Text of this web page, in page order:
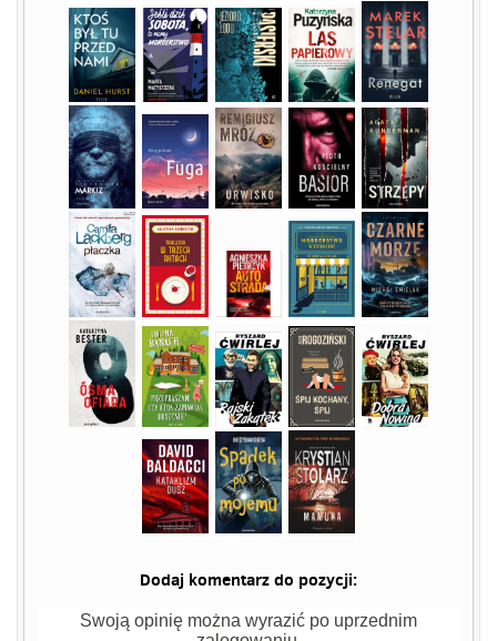
Dodaj komentarz do pozycji:
Swoją opinię można wyrazić po uprzednim